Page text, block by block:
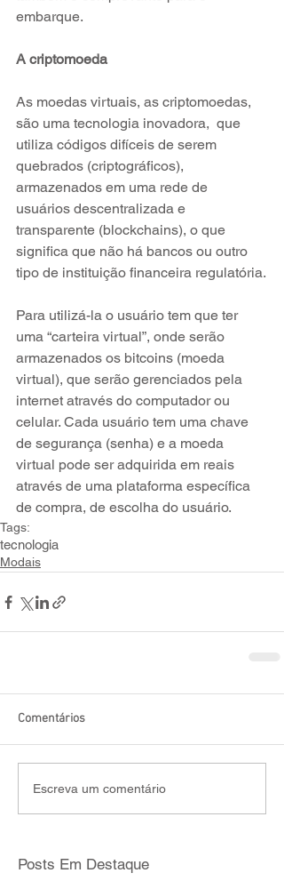
embarque.
A criptomoeda
As moedas virtuais, as criptomoedas,
são uma tecnologia inovadora,  que
utiliza códigos difíceis de serem
quebrados (criptográficos),
armazenados em uma rede de
usuários descentralizada e
transparente (blockchains), o que
significa que não há bancos ou outro
tipo de instituição financeira regulatória.
Para utilizá-la o usuário tem que ter
uma “carteira virtual”, onde serão
armazenados os bitcoins (moeda
virtual), que serão gerenciados pela
internet através do computador ou
celular. Cada usuário tem uma chave
de segurança (senha) e a moeda
virtual pode ser adquirida em reais
através de uma plataforma específica
de compra, de escolha do usuário.
Tags:
tecnologia
Modais
Comentários
Escreva um comentário
Posts Em Destaque